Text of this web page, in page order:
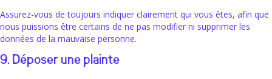
Assurez-vous de toujours indiquer clairement qui vous êtes, afin que
nous puissions être certains de ne pas modifier ni supprimer les
données de la mauvaise personne.
9. Déposer une plainte